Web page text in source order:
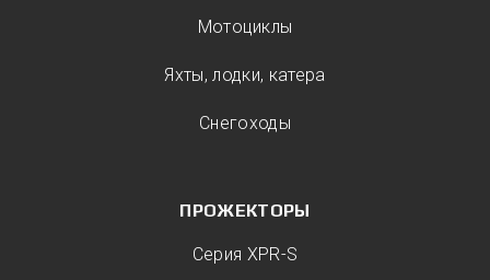
Мотоциклы
Яхты, лодки, катера
Снегоходы
ПРОЖЕКТОРЫ
Серия XPR-S